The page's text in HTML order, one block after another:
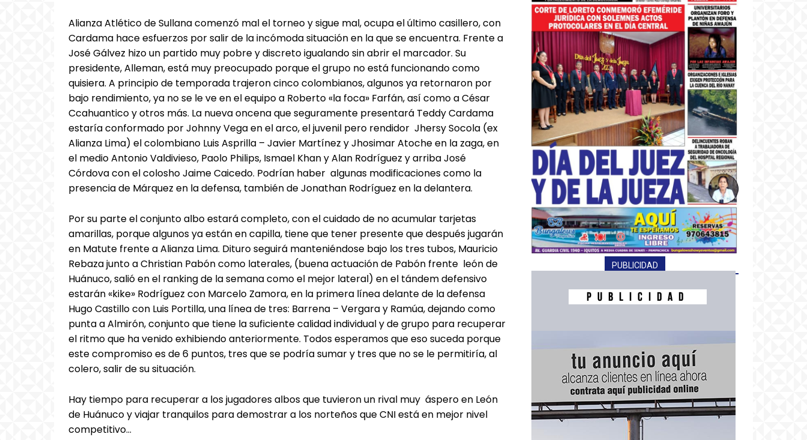
Alianza Atlético de Sullana comenzó mal el torneo y sigue mal, ocupa el último casillero, con
Cardama hace esfuerzos por salir de la incómoda situación en la que se encuentra. Frente a
José Gálvez hizo un partido muy pobre y discreto igualando sin abrir el marcador. Su
presidente, Alleman, está muy preocupado porque el grupo no está funcionando como
quisiera. A principio de temporada trajeron cinco colombianos, algunos ya retornaron por
bajo rendimiento, ya no se le ve en el equipo a Roberto «la foca» Farfán, así como a César
Ccahuantico y otros más. La nueva oncena que seguramente presentará Teddy Cardama
estaría conformado por Johnny Vega en el arco, el juvenil pero rendidor Jhersy Socola (ex
Alianza Lima) el colombiano Luis Asprilla – Javier Martínez y Jhosimar Atoche en la zaga, en
el medio Antonio Valdivieso, Paolo Philips, Ismael Khan y Alan Rodríguez y arriba José
Córdova con el colosho Jaime Caicedo. Podrían haber algunas modificaciones como la
presencia de Márquez en la defensa, también de Jonathan Rodríguez en la delantera.
Por su parte el conjunto albo estará completo, con el cuidado de no acumular tarjetas
amarillas, porque algunos ya están en capilla, tiene que tener presente que después jugarán
en Matute frente a Alianza Lima. Dituro seguirá manteniéndose bajo los tres tubos, Mauricio
Rebaza junto a Christian Pabón como laterales, (buena actuación de Pabón frente león de
Huánuco, salió en el ranking de la semana como el mejor lateral) en el tándem defensivo
estarán «kike» Rodríguez con Marcelo Zamora, en la primera línea delante de la defensa
Hugo Castillo con Luis Portilla, una línea de tres: Barrena – Vergara y Ramúa, dejando como
punta a Almirón, conjunto que tiene la suficiente calidad individual y de grupo para recuperar
el ritmo que ha venido exhibiendo anteriormente. Todos esperamos que eso suceda porque
este compromiso es de 6 puntos, tres que se podría sumar y tres que no se le permitiría, al
colero, salir de su situación.
Hay tiempo para recuperar a los jugadores albos que tuvieron un rival muy áspero en León
de Huánuco y viajar tranquilos para demostrar a los norteños que CNI está en mejor nivel
competitivo…
PUBLICIDAD